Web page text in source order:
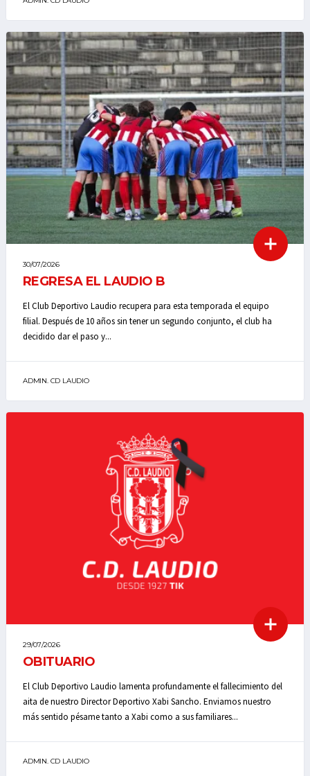
30/07/2026
REGRESA EL LAUDIO B
El Club Deportivo Laudio recupera para esta temporada el equipo
filial. Después de 10 años sin tener un segundo conjunto, el club ha
decidido dar el paso y...
ADMIN. CD LAUDIO
29/07/2026
OBITUARIO
El Club Deportivo Laudio lamenta profundamente el fallecimiento del
aita de nuestro Director Deportivo Xabi Sancho. Enviamos nuestro
más sentido pésame tanto a Xabi como a sus familiares...
ADMIN. CD LAUDIO